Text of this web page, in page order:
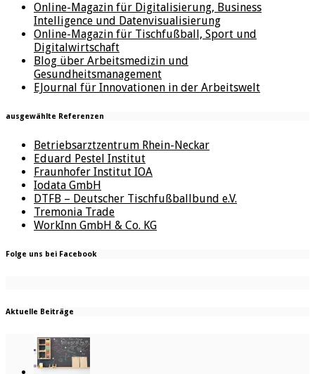
Online-Magazin für Digitalisierung, Business
Intelligence und Datenvisualisierung
Online-Magazin für Tischfußball, Sport und
Digitalwirtschaft
Blog über Arbeitsmedizin und
Gesundheitsmanagement
EJournal für Innovationen in der Arbeitswelt
ausgewählte Referenzen
Betriebsarztzentrum Rhein-Neckar
Eduard Pestel Institut
Fraunhofer Institut IOA
Iodata GmbH
DTFB – Deutscher Tischfußballbund e.V.
Tremonia Trade
WorkInn GmbH & Co. KG
Folge uns bei Facebook
Aktuelle Beiträge